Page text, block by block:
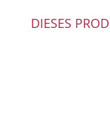
DIESES